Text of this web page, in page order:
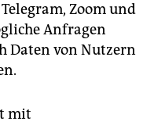
Zoom und
Anfragen
Daten von Nutzern
mit